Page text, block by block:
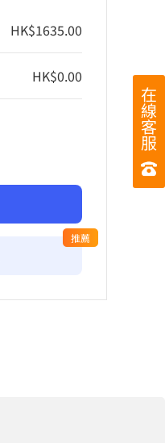
在
線
客
服
HK$1635.00
HK$0.00
推薦